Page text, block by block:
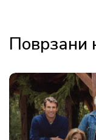
Поврзани